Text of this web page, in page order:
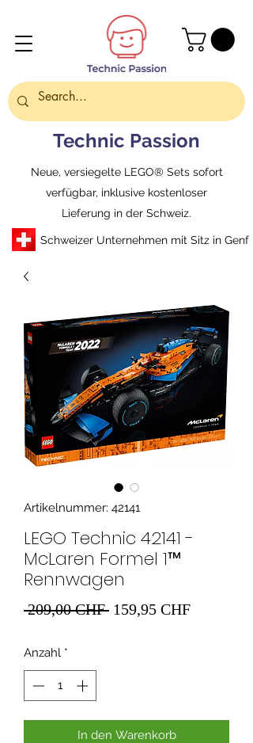
Neue, versiegelte LEGO® Sets sofort
verfügbar, inklusive kostenloser
Lieferung in der Schweiz.
Technic Passion
Schweizer Unternehmen mit Sitz in Genf
Artikelnummer: 42141
LEGO Technic 42141 -
McLaren Formel 1™
Rennwagen
209,00 CHF Standardpreis
159,95 CHFSale-
Anzahl *
In den Warenkorb